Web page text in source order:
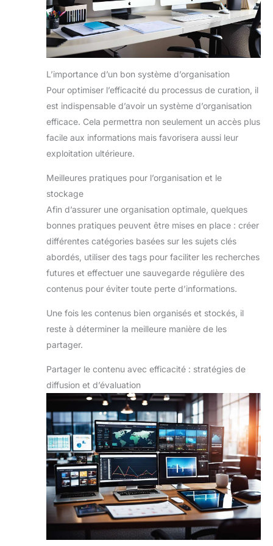
L’importance d’un bon système d’organisation
Pour optimiser l’efficacité du processus de curation, il
est indispensable d’avoir un système d’organisation
efficace. Cela permettra non seulement un accès plus
facile aux informations mais favorisera aussi leur
exploitation ultérieure.
Meilleures pratiques pour l’organisation et le
stockage
Afin d’assurer une organisation optimale, quelques
bonnes pratiques peuvent être mises en place : créer
différentes catégories basées sur les sujets clés
abordés, utiliser des tags pour faciliter les recherches
futures et effectuer une sauvegarde régulière des
contenus pour éviter toute perte d’informations.
Une fois les contenus bien organisés et stockés, il
reste à déterminer la meilleure manière de les
partager.
Partager le contenu avec efficacité : stratégies de
diffusion et d’évaluation